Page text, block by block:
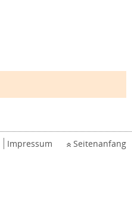
Impressum Seitenanfang